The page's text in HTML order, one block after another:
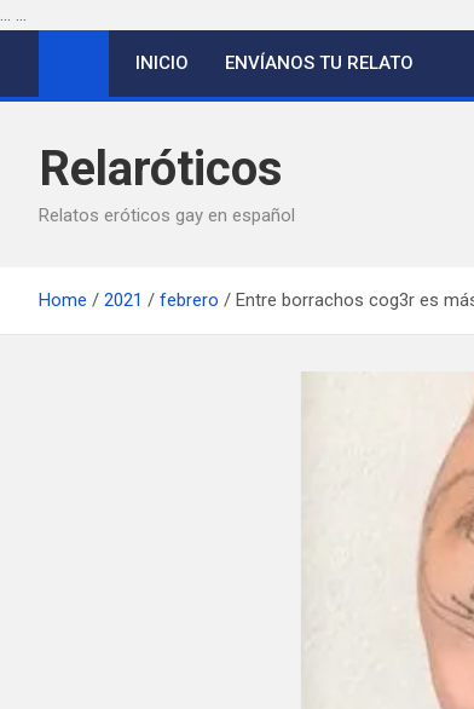
... ...
contenido
INICIO ENVÍANOS TU RELATO
Relaróticos
Relatos eróticos gay en español
Home 2021 febrero Entre borrachos cog3r es